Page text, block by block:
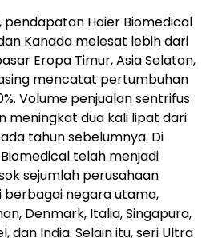
pendapatan Haier Biomedical
Kanada melesat lebih dari
Eropa Timur, Asia Selatan,
mencatat pertumbuhan
Volume penjualan sentrifus
meningkat dua kali lipat dari
tahun sebelumnya. Di
telah menjadi
sejumlah perusahaan
negara utama,
Denmark, Italia, Singapura,
dan India. Selain itu, seri Ultra